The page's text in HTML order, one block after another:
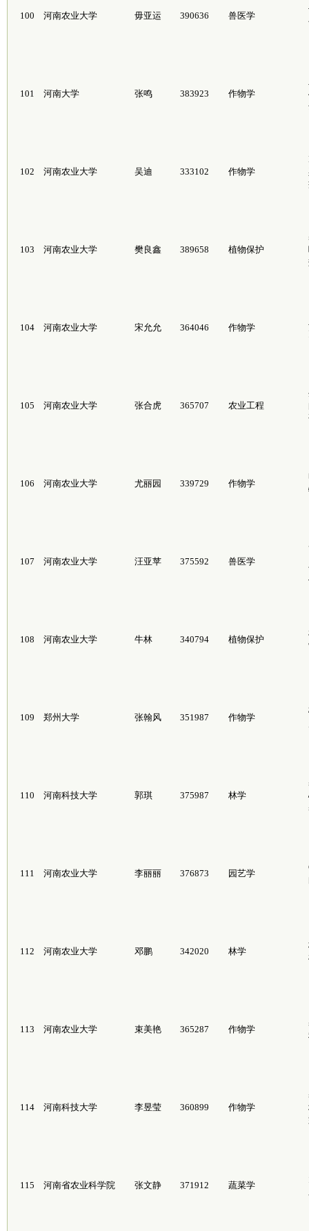
100 河南农业大学 毋亚运 390636 兽医学
101 河南大学 张鸣 383923 作物学
102 河南农业大学 吴迪 333102 作物学
103 河南农业大学 樊良鑫 389658 植物保护
104 河南农业大学 宋允允 364046 作物学
105 河南农业大学 张合虎 365707 农业工程
106 河南农业大学 尤丽园 339729 作物学
107 河南农业大学 汪亚苹 375592 兽医学
108 河南农业大学 牛林 340794 植物保护
109 郑州大学 张翰风 351987 作物学
110 河南科技大学 郭琪 375987 林学
111 河南农业大学 李丽丽 376873 园艺学
112 河南农业大学 邓鹏 342020 林学
113 河南农业大学 束美艳 365287 作物学
114 河南科技大学 李昱莹 360899 作物学
115 河南省农业科学院 张文静 371912 蔬菜学